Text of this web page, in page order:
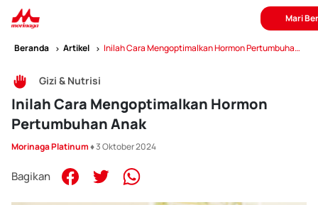
Mari
Beranda Artikel
Inilah Cara Mengoptimalkan Hormon Pertumbuhan
Gizi & Nutrisi
Inilah Cara Mengoptimalkan Hormon
Pertumbuhan Anak
Morinaga Platinum♦ 3 Oktober 2024
Bagikan